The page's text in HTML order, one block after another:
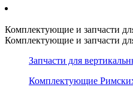
Комплектующие и запчасти
Комплектующие и запчасти
Запчасти для
Комплектующие